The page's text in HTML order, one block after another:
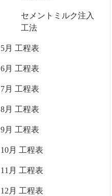
セメントミルク注入
工法
5月 工程表
6月 工程表
7月 工程表
8月 工程表
9月 工程表
10月 工程表
11月 工程表
12月 工程表